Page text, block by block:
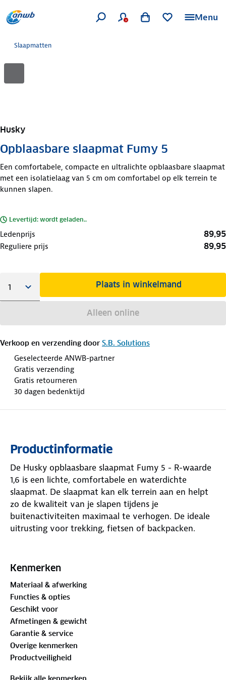
Menu
Slaapmatten
Husky
Opblaasbare slaapmat Fumy 5
Een comfortabele, compacte en ultralichte opblaasbare slaapmat
met een isolatielaag van 5 cm om comfortabel op elk terrein te
kunnen slapen.
Levertijd: wordt geladen..
Ledenprijs 89,95
Reguliere prijs 89,95
Plaats in winkelmand
Alleen online
Verkoop en verzending door S.B. Solutions
Geselecteerde ANWB-partner
Gratis verzending
Gratis retourneren
30 dagen bedenktijd
Productinformatie
De Husky opblaasbare slaapmat Fumy 5 - R-waarde
1,6 is een lichte, comfortabele en waterdichte
slaapmat. De slaapmat kan elk terrein aan en helpt
zo de kwaliteit van je slapen tijdens je
buitenactiviteiten maximaal te verhogen. De ideale
uitrusting voor trekking, fietsen of backpacken.
slaapmat:
Opblaasbaar
Isolatielaag van 5 cm tegen oneffen terrein
Zeer laag gewicht
Klein transportvolume
20D 380T Nylon Ripstop met TPU coating
Compact (klein transportvolume om in elke rugzak
te passen)
Hoogwaardige materialen die zorgen door
Kenmerken
Materiaal & afwerking
Functies & opties
Geschikt voor
Afmetingen & gewicht
Garantie & service
Overige kenmerken
Productveiligheid